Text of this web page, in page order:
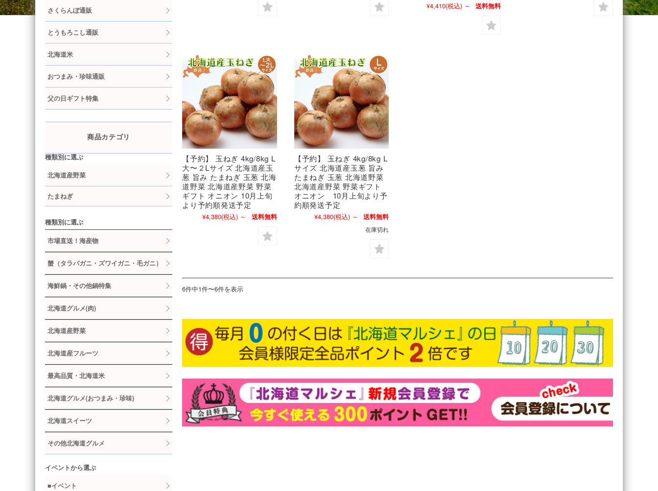
¥4,410(税込) ～ 送料無料
【予約】 玉ねぎ 4kg/8kg L
大〜２Lサイズ 北海道産玉
葱 旨み たまねぎ 玉葱 北海
道野菜 北海道産野菜 野菜
ギフト オニオン 10月上旬
より予約順発送予定
¥4,380(税込) ～ 送料無料
【予約】 玉ねぎ 4kg/8kg L
サイズ 北海道産玉葱 旨み
たまねぎ 玉葱 北海道野菜
北海道産野菜 野菜ギフト
オニオン 10月上旬より予
約順発送予定
¥4,380(税込) ～ 送料無料
在庫切れ
6件中1件〜6件を表示
さくらんぼ通販
とうもろこし通販
北海道米
おつまみ・珍味通販
父の日ギフト特集
商品カテゴリ
種類別に選ぶ
北海道産野菜
たまねぎ
種類別に選ぶ
市場直送！海産物
蟹（タラバガニ・ズワイガニ・毛ガニ）
海鮮鍋・その他鍋特集
北海道グルメ(肉)
北海道産野菜
北海道産フルーツ
最高品質・北海道米
北海道グルメ(おつまみ・珍味)
北海道スイーツ
その他北海道グルメ
イベントから選ぶ
■イベント